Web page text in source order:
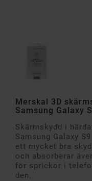
Merskal 3D
Samsung Galaxy
Skärmskydd i
Samsung Galaxy
ett mycket bra
och absorberar
för sprickor i
den.